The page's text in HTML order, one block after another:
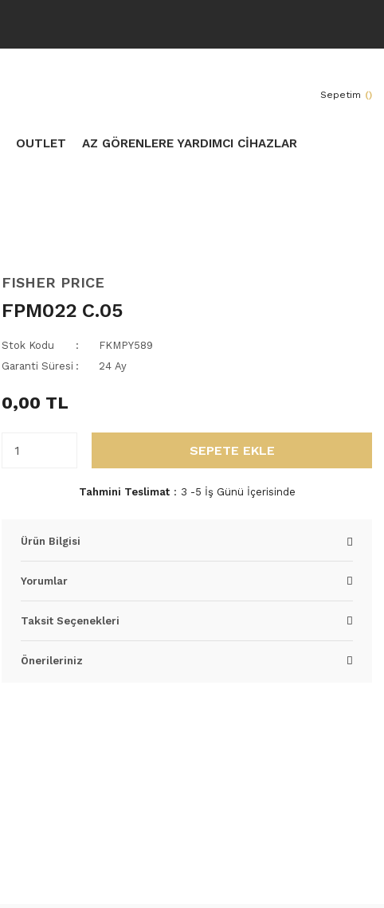
Sepetim ()
OUTLET AZ GÖRENLERE YARDIMCI CİHAZLAR
FISHER PRICE
FPM022 C.05
Stok Kodu
FKMPY589
Garanti Süresi
24 Ay
0,00 TL
SEPETE EKLE
Tahmini Teslimat 3 -5 İş Günü İçerisinde
Ürün Bilgisi
Yorumlar
Taksit Seçenekleri
Önerileriniz